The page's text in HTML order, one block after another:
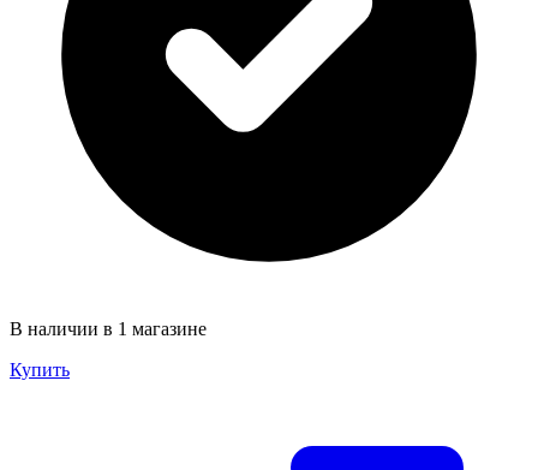
В наличии в 1 магазине
Купить